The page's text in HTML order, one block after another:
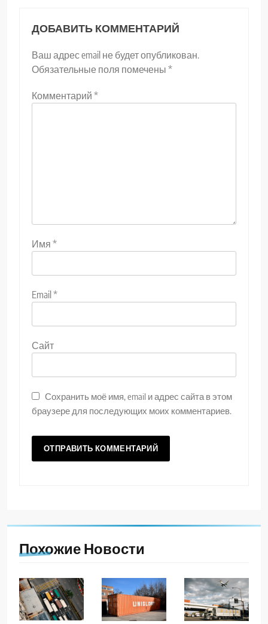
ДОБАВИТЬ КОММЕНТАРИЙ
Ваш адрес email не будет опубликован.
Обязательные поля помечены *
Комментарий *
Имя *
Email*
Сайт
Сохранить моё имя, email и адрес сайта в этом
браузере для последующих моих комментариев.
Похожие Новости